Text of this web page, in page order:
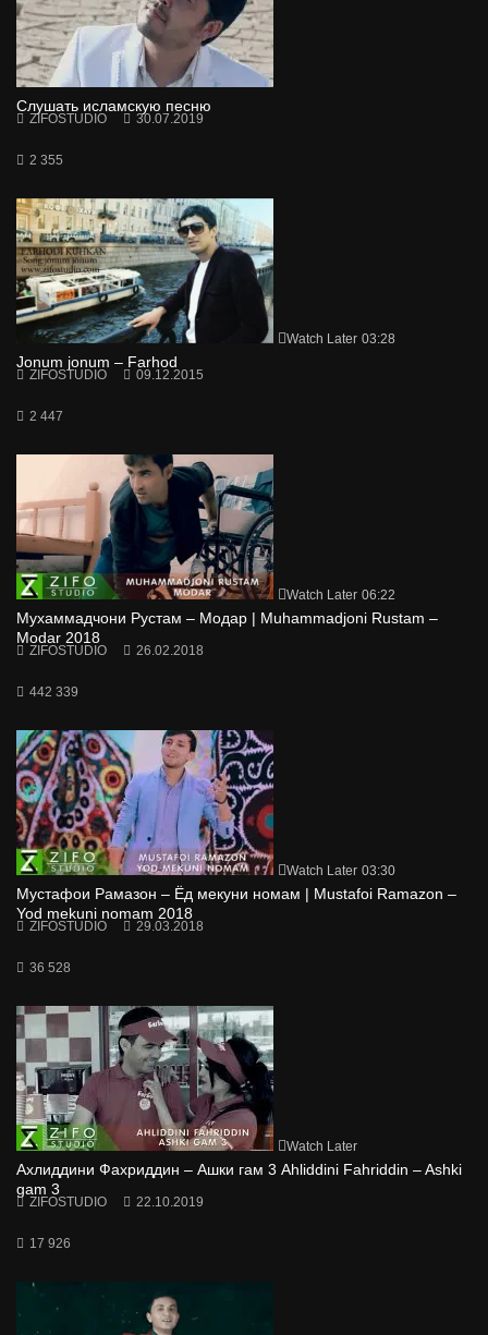
Слушать исламскую песню
ZIFOSTUDIO 30.07.2019
2 355
Watch Later 03:28
Jonum jonum – Farhod
ZIFOSTUDIO 09.12.2015
2 447
Watch Later 06:22
Мухаммадчони Рустам – Модар | Muhammadjoni Rustam –
Modar 2018
ZIFOSTUDIO 26.02.2018
442 339
Watch Later 03:30
Мустафои Рамазон – Ёд мекуни номам | Mustafoi Ramazon –
Yod mekuni nomam 2018
ZIFOSTUDIO 29.03.2018
36 528
Watch Later
Ахлиддини Фахриддин – Ашки гам 3 Ahliddini Fahriddin – Ashki
gam 3
ZIFOSTUDIO 22.10.2019
17 926